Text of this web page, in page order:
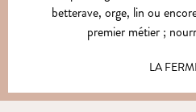
betterave, orge, lin ou
premier métier ;
LA